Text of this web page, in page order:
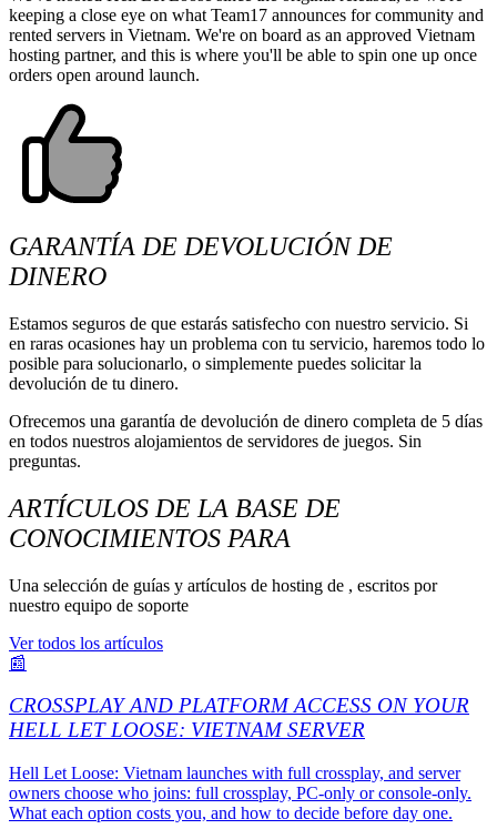
keeping a close eye on what Team17 announces for community and
rented servers in Vietnam. We're on board as an approved Vietnam
hosting partner, and this is where you'll be able to spin one up once
orders open around launch.
GARANTÍA DE DEVOLUCIÓN DE
DINERO
Estamos seguros de que estarás satisfecho con nuestro servicio. Si
en raras ocasiones hay un problema con tu servicio, haremos todo lo
posible para solucionarlo, o simplemente puedes solicitar la
devolución de tu dinero.
Ofrecemos una garantía de devolución de dinero completa de 5 días
en todos nuestros alojamientos de servidores de juegos. Sin
preguntas.
ARTÍCULOS DE LA BASE DE
CONOCIMIENTOS PARA
Una selección de guías y artículos de hosting de , escritos por
nuestro equipo de soporte
Ver todos los artículos
📰
CROSSPLAY AND PLATFORM ACCESS ON YOUR
HELL LET LOOSE: VIETNAM SERVER
Hell Let Loose: Vietnam launches with full crossplay, and server
owners choose who joins: full crossplay, PC-only or console-only.
What each option costs you, and how to decide before day one.